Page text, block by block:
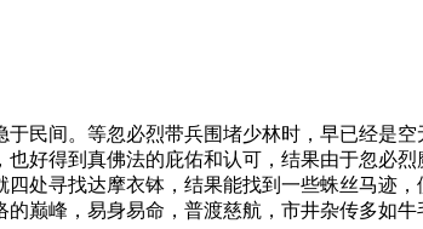
民间。等忽必烈带兵围堵少林时，早已经是空
好得到真佛法的庇佑和认可，结果由于忽必
处寻找达摩衣钵，结果能找到一些蛛丝马迹
巅峰，易身易命，普渡慈航，市井杂传多如